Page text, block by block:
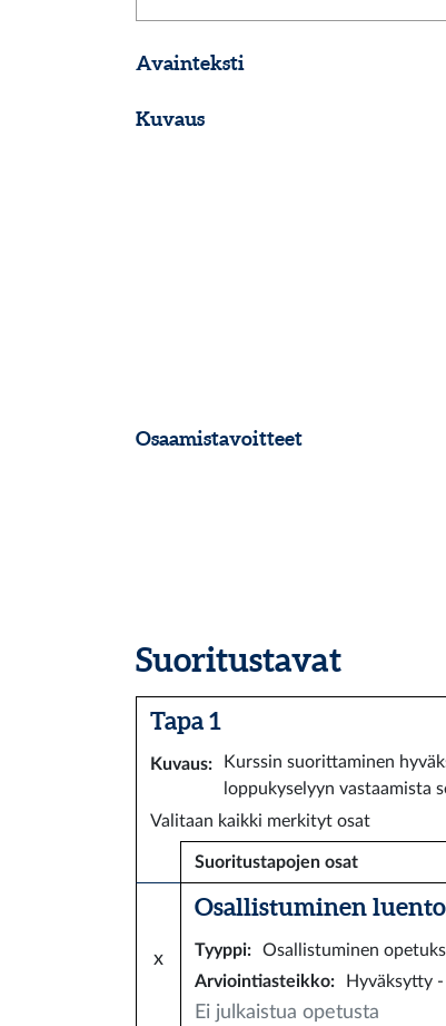
Avainteksti
Kuvaus
Osaamistavoitteet
Suoritustavat
Tapa 1
Kuvaus:
Kurssin suorittaminen
loppukyselyyn vastaamista
Valitaan kaikki merkityt osat
Suoritustapojen osat
x
Osallistuminen
Tyyppi:
Osallistuminen
Arviointiasteikko: Hyväksytty
Ei julkaistua opetusta